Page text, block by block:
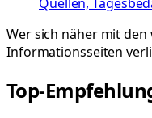
Wer sich näher mit
Informationsseiten
Top-